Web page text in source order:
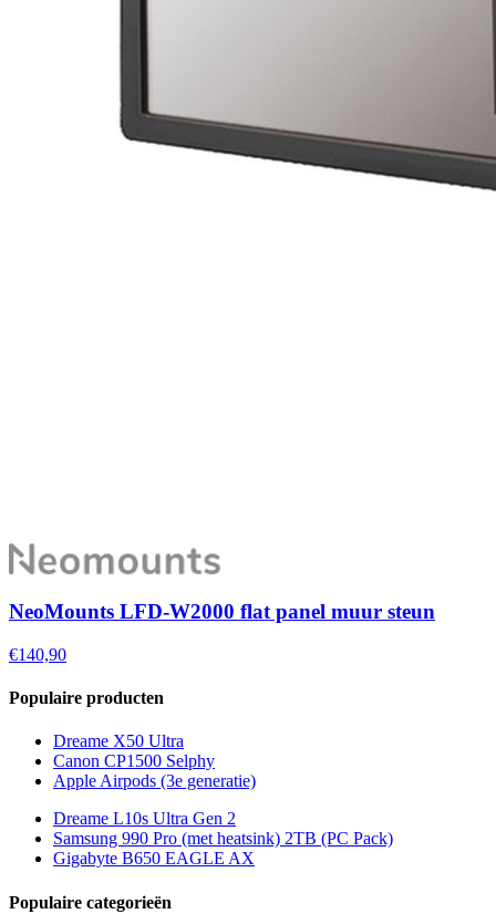
NeoMounts LFD-W2000 flat panel muur steun
€140,90
Populaire producten
Dreame X50 Ultra
Canon CP1500 Selphy
Apple Airpods (3e generatie)
Dreame L10s Ultra Gen 2
Samsung 990 Pro (met heatsink) 2TB (PC Pack)
Gigabyte B650 EAGLE AX
Populaire categorieën